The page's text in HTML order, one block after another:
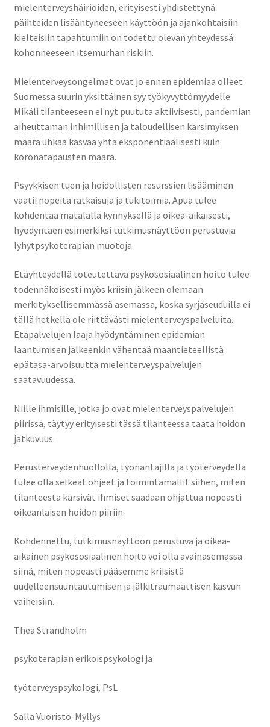
mielenterveyshäiriöiden, erityisesti yhdistettynä
päihteiden lisääntyneeseen käyttöön ja ajankohtaisiin
kielteisiin tapahtumiin on todettu olevan yhteydessä
kohonneeseen itsemurhan riskiin.
Mielenterveysongelmat ovat jo ennen epidemiaa olleet
Suomessa suurin yksittäinen syy työkyvyttömyydelle.
Mikäli tilanteeseen ei nyt puututa aktiivisesti, pandemian
aiheuttaman inhimillisen ja taloudellisen kärsimyksen
määrä uhkaa kasvaa yhtä eksponentiaalisesti kuin
koronatapausten määrä.
Psyykkisen tuen ja hoidollisten resurssien lisääminen
vaatii nopeita ratkaisuja ja tukitoimia. Apua tulee
kohdentaa matalalla kynnyksellä ja oikea-aikaisesti,
hyödyntäen esimerkiksi tutkimusnäyttöön perustuvia
lyhytpsykoterapian muotoja.
Etäyhteydellä toteutettava psykososiaalinen hoito tulee
todennäköisesti myös kriisin jälkeen olemaan
merkityksellisemmässä asemassa, koska syrjäseuduilla ei
tällä hetkellä ole riittävästi mielenterveyspalveluita.
Etäpalvelujen laaja hyödyntäminen epidemian
laantumisen jälkeenkin vähentää maantieteellistä
epätasa-arvoisuutta mielenterveyspalvelujen
saatavuudessa.
Niille ihmisille, jotka jo ovat mielenterveyspalvelujen
piirissä, täytyy erityisesti tässä tilanteessa taata hoidon
jatkuvuus.
Perusterveydenhuollolla, työnantajilla ja työterveydellä
tulee olla selkeät ohjeet ja toimintamallit siihen, miten
tilanteesta kärsivät ihmiset saadaan ohjattua nopeasti
oikeanlaisen hoidon piiriin.
Kohdennettu, tutkimusnäyttöön perustuva ja oikea-
aikainen psykososiaalinen hoito voi olla avainasemassa
siinä, miten nopeasti pääsemme kriisistä
uudelleensuuntautumisen ja jälkitraumaattisen kasvun
vaiheisiin.
Thea Strandholm
psykoterapian erikoispsykologi ja
työterveyspsykologi, PsL
Salla Vuoristo-Myllys